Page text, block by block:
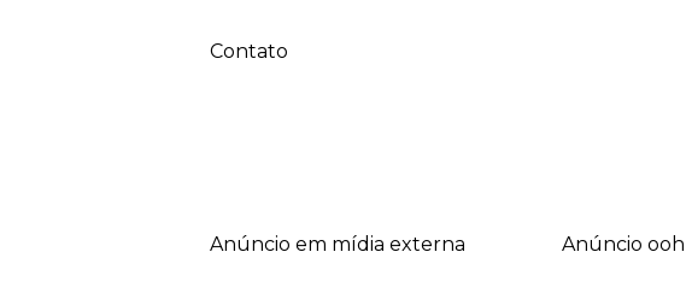
Contato
anúncio em mídia externa anúncio ooh